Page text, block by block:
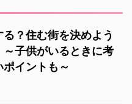
？住む街を決めよう
～子供がいるときに考
ポイントも～